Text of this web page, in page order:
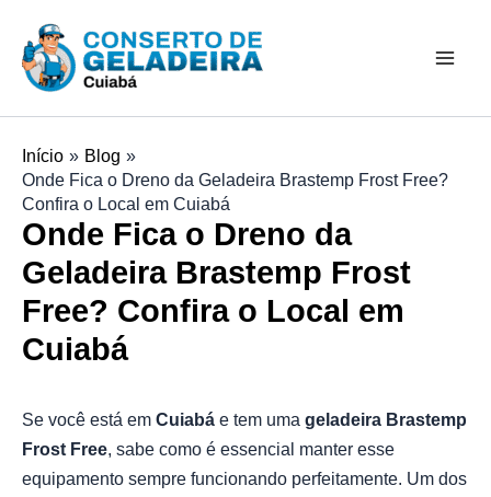
para
Início
Blog
Onde Fica o Dreno da Geladeira Brastemp Frost Free?
Confira o Local em Cuiabá
Onde Fica o Dreno da
Geladeira Brastemp Frost
Free? Confira o Local em
Cuiabá
Se você está em Cuiabá e tem uma geladeira Brastemp
Frost Free, sabe como é essencial manter esse
equipamento sempre funcionando perfeitamente. Um dos